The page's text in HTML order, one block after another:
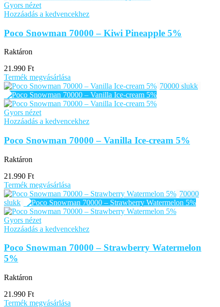
Gyors nézet
Hozzáadás a kedvencekhez
Poco Snowman 70000 – Kiwi Pineapple 5%
Raktáron
21.990 Ft
Termék megvásárlása
70000 slukk
Gyors nézet
Hozzáadás a kedvencekhez
Poco Snowman 70000 – Vanilla Ice-cream 5%
Raktáron
21.990 Ft
Termék megvásárlása
70000
slukk
Gyors nézet
Hozzáadás a kedvencekhez
Poco Snowman 70000 – Strawberry Watermelon
5%
Raktáron
21.990 Ft
Termék megvásárlása